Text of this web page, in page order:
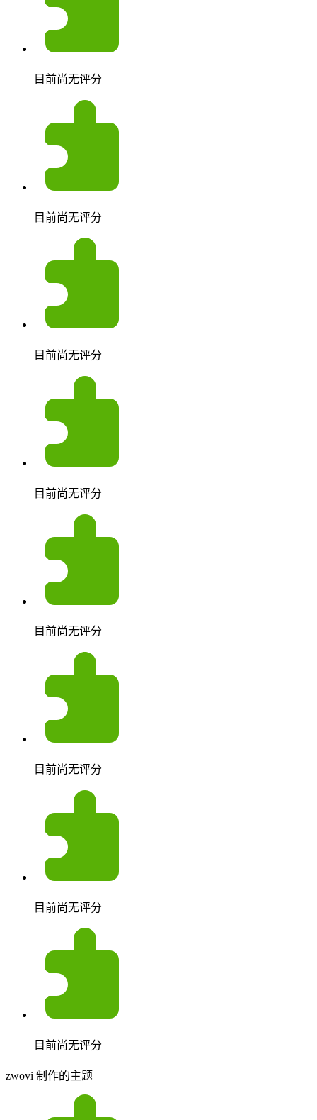
目前尚无评分
目前尚无评分
目前尚无评分
目前尚无评分
目前尚无评分
目前尚无评分
目前尚无评分
目前尚无评分
zwovi 制作的主题